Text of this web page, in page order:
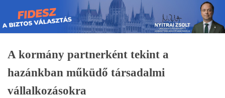
Skip
to
content
A kormány partnerként tekint a
hazánkban műküdő társadalmi
vállalkozásokra